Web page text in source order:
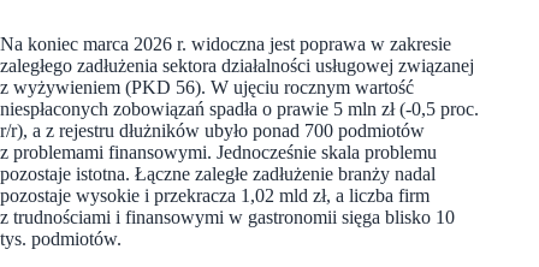
Na koniec marca 2026 r. widoczna jest poprawa w zakresie
zaległego zadłużenia sektora działalności usługowej związanej
z wyżywieniem (PKD 56). W ujęciu rocznym wartość
niespłaconych zobowiązań spadła o prawie 5 mln zł (-0,5 proc.
r/r), a z rejestru dłużników ubyło ponad 700 podmiotów
z problemami finansowymi. Jednocześnie skala problemu
pozostaje istotna. Łączne zaległe zadłużenie branży nadal
pozostaje wysokie i przekracza 1,02 mld zł, a liczba firm
z trudnościami i finansowymi w gastronomii sięga blisko 10
tys. podmiotów.